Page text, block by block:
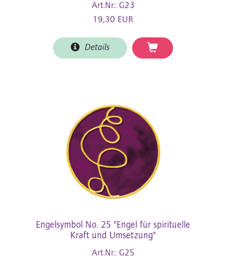
Art.Nr.: G23
19,30 EUR
Details
Engelsymbol No. 25 "Engel für spirituelle
Kraft und Umsetzung"
Art.Nr.: G25